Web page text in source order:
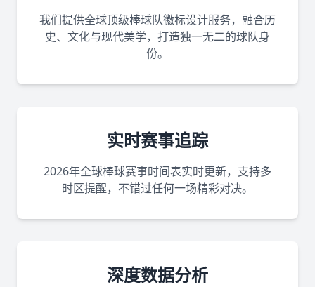
我们提供全球顶级棒球队徽标设计服务，融合历
史、文化与现代美学，打造独一无二的球队身
份。
实时赛事追踪
2026年全球棒球赛事时间表实时更新，支持多
时区提醒，不错过任何一场精彩对决。
深度数据分析